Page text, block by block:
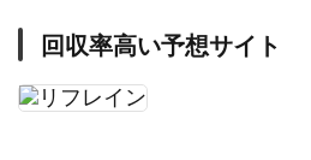
回収率高い予想サイト